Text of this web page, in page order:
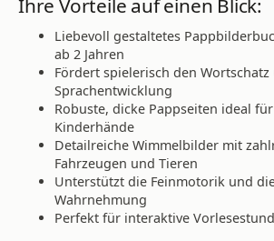
Ihre Vorteile auf einen Blick:
Liebevoll gestaltetes
ab 2 Jahren
Fördert spielerisch den
Sprachentwicklung
Robuste, dicke Pappseiten ideal
Kinderhände
Detailreiche Wimmelbilder mit
Fahrzeugen und Tieren
Unterstützt die Feinmotorik und
Wahrnehmung
Perfekt für interaktive